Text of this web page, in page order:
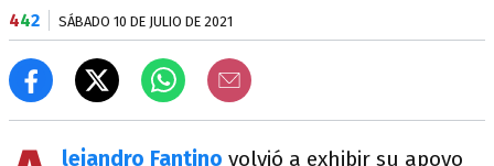
442 SÁBADO 10 DE JULIO DE 2021
lejandro Fantino volvió a exhibir su apoyo